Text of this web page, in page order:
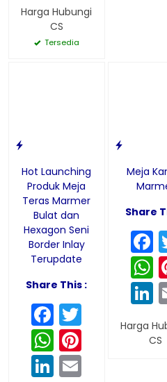
Harga Hubungi
CS
Tersedia
Hot Launching
Produk Meja
Teras Marmer
Bulat dan
Hexagon Seni
Border Inlay
Terupdate
Share This :
Facebook
Twitter
LinkedIn
Meja
Share
Harga
CS